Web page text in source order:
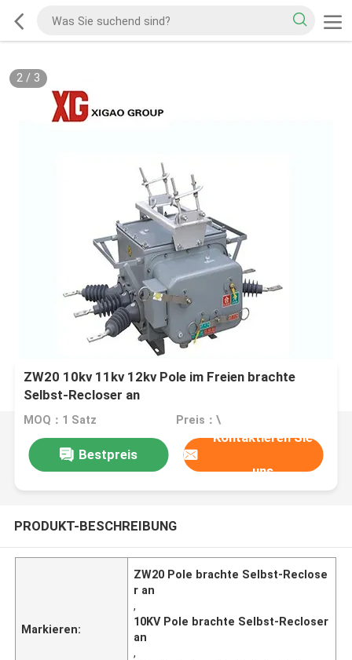
2/ 3
ZW20 10kv 11kv 12kv Pole im Freien brachte
Selbst-Recloser an
MOQ：1 Satz Preis：\
Bestpreis
Kontaktieren Sie
uns
PRODUKT-BESCHREIBUNG
Markieren:
ZW20 Pole brachte Selbst-Reclose
r an
,
10KV Pole brachte Selbst-Recloser
an
,